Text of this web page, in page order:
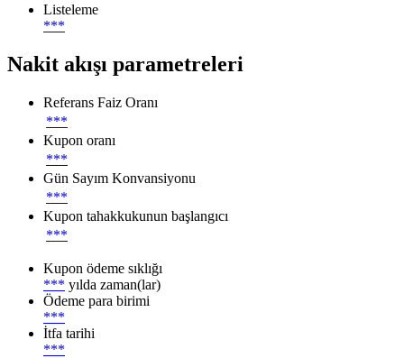
Listeleme
***
Nakit akışı parametreleri
Referans Faiz Oranı
***
Kupon oranı
***
Gün Sayım Konvansiyonu
***
Kupon tahakkukunun başlangıcı
***
Kupon ödeme sıklığı
*** yılda zaman(lar)
Ödeme para birimi
***
İtfa tarihi
***